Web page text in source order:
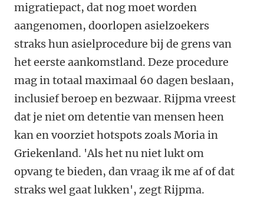
migratiepact, dat nog moet worden
aangenomen, doorlopen asielzoekers
straks hun asielprocedure bij de grens van
het eerste aankomstland. Deze procedure
mag in totaal maximaal 60 dagen beslaan,
inclusief beroep en bezwaar. Rijpma vreest
dat je niet om detentie van mensen heen
kan en voorziet hotspots zoals Moria in
Griekenland. 'Als het nu niet lukt om
opvang te bieden, dan vraag ik me af of dat
straks wel gaat lukken', zegt Rijpma.